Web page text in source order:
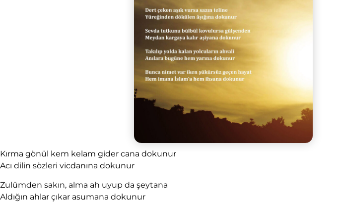
Kırma gönül kem kelam gider cana dokunur
Acı dilin sözleri vicdanına dokunur
Zulümden sakın, alma ah uyup da şeytana
Aldığın ahlar çıkar asumana dokunur